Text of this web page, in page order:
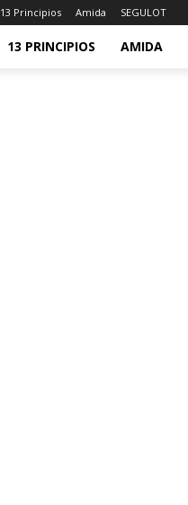
13 Principios Amida SEGULOT
13 PRINCIPIOS AMIDA